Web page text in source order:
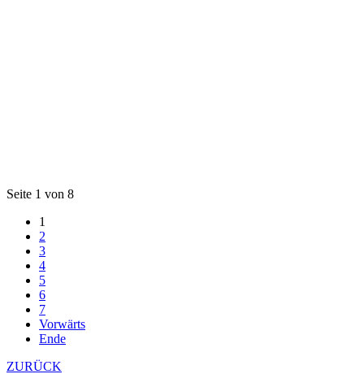
Seite 1 von 8
1
2
3
4
5
6
7
Vorwärts
Ende
ZURÜCK